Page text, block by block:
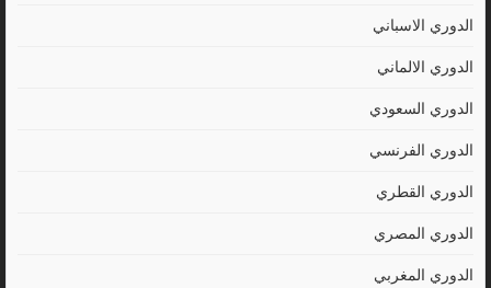
الدوري الاسباني
الدوري الالماني
الدوري السعودي
الدوري الفرنسي
الدوري القطري
الدوري المصري
الدوري المغربي